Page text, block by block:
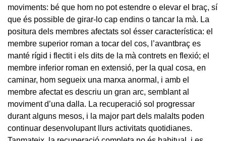
moviments: bé que hom no pot estendre o elevar el braç, sí
que és possible de girar-lo cap endins o tancar la mà. La
positura dels membres afectats sol ésser característica: el
membre superior roman a tocar del cos, l’avantbraç es
manté rígid i flectit i els dits de la mà contrets en flexió; el
membre inferior roman en extensió, per la qual cosa, en
caminar, hom segueix una marxa anormal, i amb el
membre afectat es descriu un gran arc, semblant al
moviment d’una dalla. La recuperació sol progressar
durant alguns mesos, i la major part dels malalts poden
continuar desenvolupant llurs activitats quotidianes.